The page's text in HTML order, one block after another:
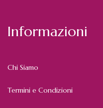
Informazioni
Chi Siamo
Termini e Condizioni